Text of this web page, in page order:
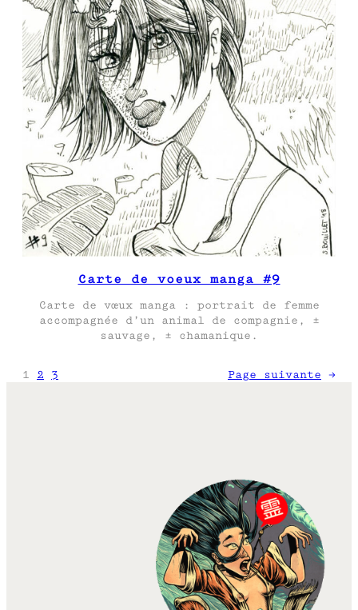
Carte de voeux manga #9
Carte de vœux manga : portrait de femme
accompagnée d’un animal de compagnie, ±
sauvage, ± chamanique.
1 2 3 Page suivante →